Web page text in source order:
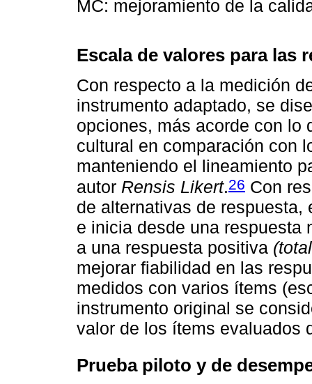
MC: mejoramiento de la
Escala de valores para las
Con respecto a la medición
instrumento adaptado, se
opciones, más acorde con lo
cultural en comparación con
manteniendo el lineamiento
autor Rensis Likert.26 Con
de alternativas de
e inicia desde una respuesta
a una respuesta positiva
mejorar fiabilidad en las
medidos con varios ítems
instrumento original se
valor de los ítems evaluados
Prueba piloto y de